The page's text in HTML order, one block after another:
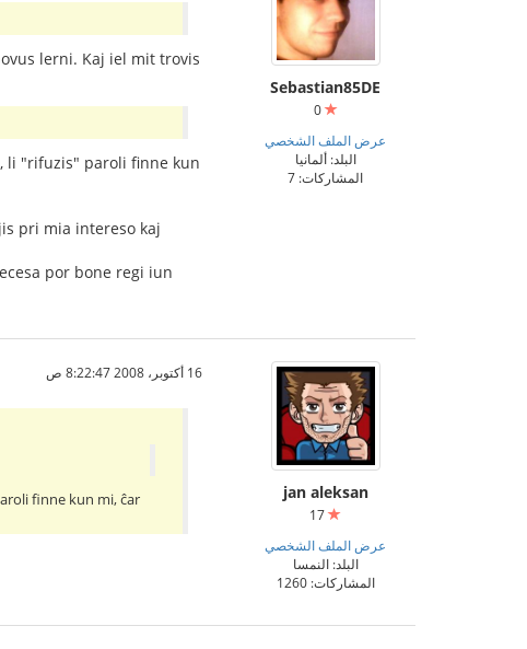
Sebastian85DE
0
عرض الملف الشخصي
البلد: ألمانيا
المشاركات: 7
lerni. Kaj iel mit trovis
li "rifuzis" paroli finne kun
pri mia intereso kaj
por bone regi iun
jan aleksan
عرض الملف الشخصي
البلد: النمسا
المشاركات: 1260
16 أكتوبر، 2008 8:22:47 ص
finne kun mi, ĉar